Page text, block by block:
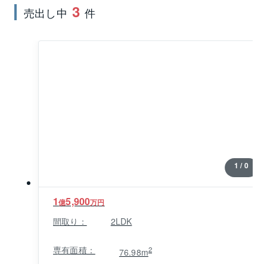
システムを採用したエントランスのオートロックなど
を設置、安心のセキュリティ体制です。東急東横線の
武蔵小杉駅がフラットアプローチで徒歩3分にあり、路
売出し中 3 件
1 / 0
1億5,900万円
間取り： 2LDK
専有面積： 76.98m2